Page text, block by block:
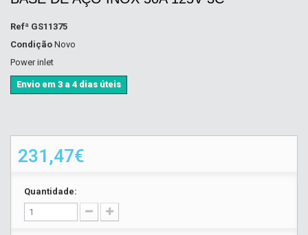
Refª GS11375
Condição Novo
Power inlet
Envio em 3 a 4 dias úteis
231,47€
Quantidade: